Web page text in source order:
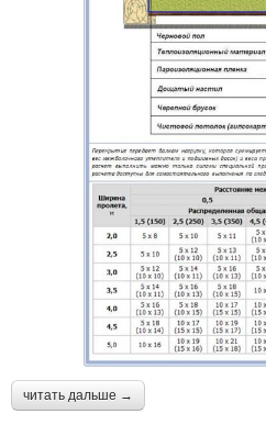
читать дальше →